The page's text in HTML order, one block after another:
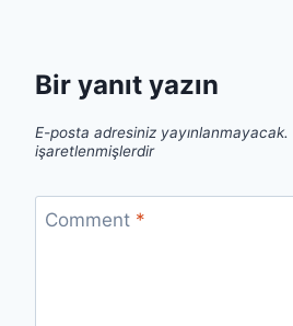
Bir yanıt yazın
E-posta adresiniz yayınlanmayacak.
işaretlenmişlerdir
Comment *